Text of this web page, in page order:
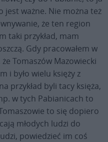
jest ważne. Nie można też
że ten region
taki przykład, mam
Gdy pracowałem w
Tomaszów Mazowiecki
i było wielu księży z
przykład byli tacy księża,
w tych Pabianicach to
to się dopiero
młodych ludzi do
powiedzieć im coś